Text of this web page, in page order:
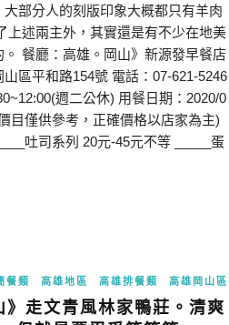
部分人的刻版印象大概都只有羊肉
上述兩主外，其實還是有不少在地美
餐廳：高雄。岡山》新源發早餐店
區平和路154號 電話：07-621-5246
週二公休) 用餐日期：2020/0
目僅供參考，正確價格以店家為主)
吐司系列 20元-45元不等 _____蛋
餐類 高雄地區 高雄排餐類 高雄岡山區
》走文青風林家鴨莊。清爽